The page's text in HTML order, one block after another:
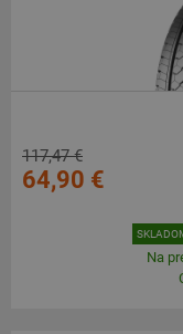
117,47 €
64,90 €
Na